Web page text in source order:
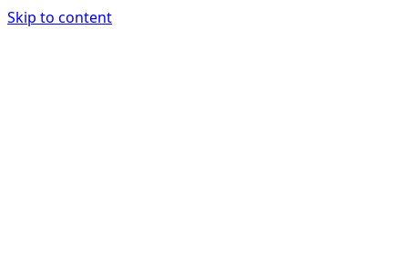
Skip to content